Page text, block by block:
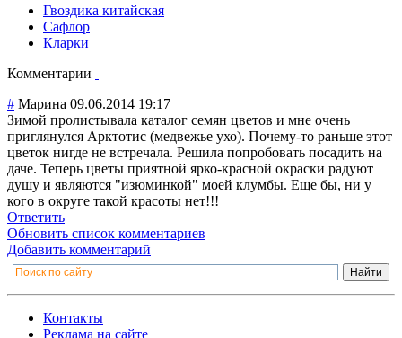
Гвоздика китайская
Сафлор
Кларки
Комментарии
# Марина 09.06.2014 19:17
Зимой пролистывала каталог семян цветов и мне очень
приглянулся Арктотис (медвежье ухо). Почему-то раньше этот
цветок нигде не встречала. Решила попробовать посадить на
даче. Теперь цветы приятной ярко-красной окраски радуют
душу и являются "изюминкой" моей клумбы. Еще бы, ни у
кого в округе такой красоты нет!!!
Ответить
Обновить список комментариев
Добавить комментарий
Контакты
Реклама на сайте